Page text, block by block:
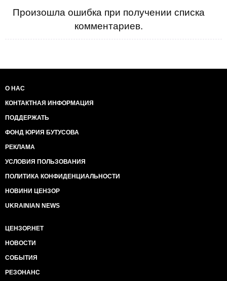
Произошла ошибка при получении списка
комментариев.
О НАС
КОНТАКТНАЯ ИНФОРМАЦИЯ
ПОДДЕРЖАТЬ
ФОНД ЮРИЯ БУТУСОВА
РЕКЛАМА
УСЛОВИЯ ПОЛЬЗОВАНИЯ
ПОЛИТИКА КОНФИДЕНЦИАЛЬНОСТИ
НОВИНИ ЦЕНЗОР
UKRAINIAN NEWS
ЦЕНЗОР.НЕТ
НОВОСТИ
СОБЫТИЯ
РЕЗОНАНС